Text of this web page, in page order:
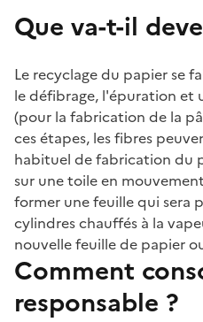
Que va-t-il
Le recyclage du papier se
le défibrage, l'épuration et
(pour la fabrication de la
ces étapes, les fibres
habituel de fabrication du
sur une toile en
former une feuille qui sera
cylindres chauffés à la
nouvelle feuille de papier
Comment
responsable ?